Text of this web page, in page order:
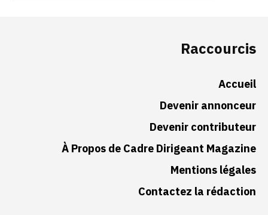
Raccourcis
Accueil
Devenir annonceur
Devenir contributeur
À Propos de Cadre Dirigeant Magazine
Mentions légales
Contactez la rédaction